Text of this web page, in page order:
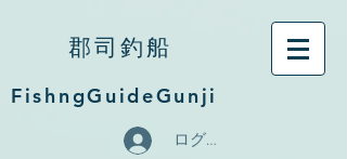
郡司釣船
FishngGuideGunji
ログイン